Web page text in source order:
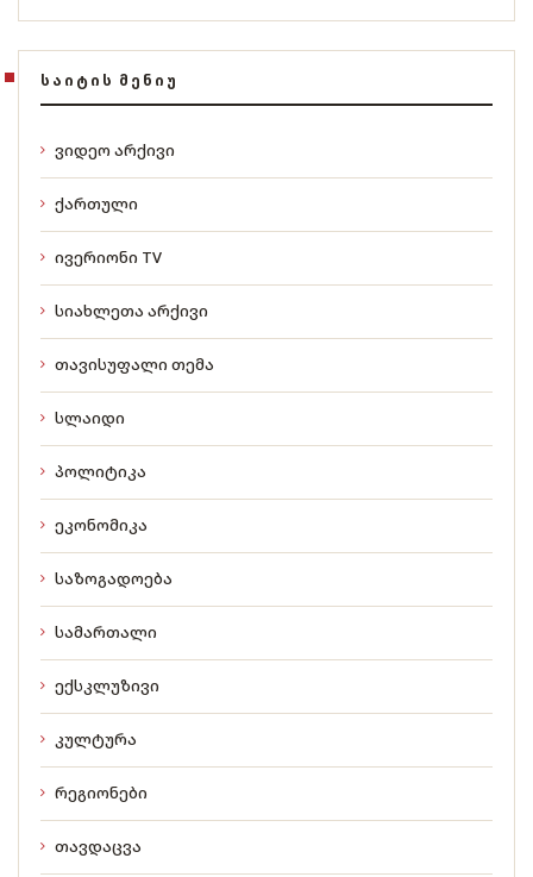
ᲡᲐᲘᲢᲘᲡ ᲛᲔᲜᲘᲣ
ვიდეო არქივი
ქართული
ივერიონი TV
სიახლეთა არქივი
თავისუფალი თემა
სლაიდი
პოლიტიკა
ეკონომიკა
საზოგადოება
სამართალი
ექსკლუზივი
კულტურა
რეგიონები
თავდაცვა